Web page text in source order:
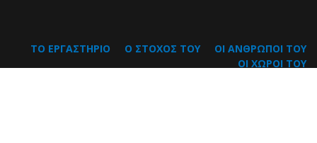
ΤΟ ΕΡΓΑΣΤΗΡΙΟ Ο ΣΤΟΧΟΣ ΤΟΥ
ΟΙ ΑΝΘΡΩΠΟΙ ΤΟΥ
ΟΙ ΧΩΡΟΙ ΤΟΥ